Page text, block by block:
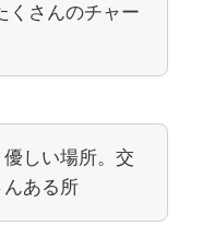
くさんのチャー
しい場所。交
ある所